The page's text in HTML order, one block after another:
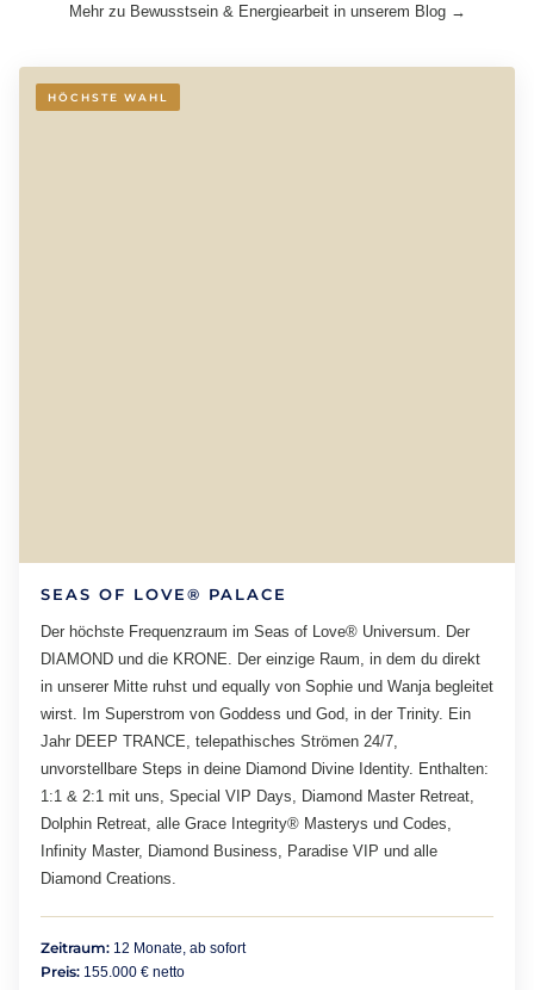
Mehr zu Bewusstsein & Energiearbeit in unserem Blog →
HÖCHSTE WAHL
SEAS OF LOVE® PALACE
Der höchste Frequenzraum im Seas of Love® Universum. Der
DIAMOND und die KRONE. Der einzige Raum, in dem du direkt
in unserer Mitte ruhst und equally von Sophie und Wanja begleitet
wirst. Im Superstrom von Goddess und God, in der Trinity. Ein
Jahr DEEP TRANCE, telepathisches Strömen 24/7,
unvorstellbare Steps in deine Diamond Divine Identity. Enthalten:
1:1 & 2:1 mit uns, Special VIP Days, Diamond Master Retreat,
Dolphin Retreat, alle Grace Integrity® Masterys und Codes,
Infinity Master, Diamond Business, Paradise VIP und alle
Diamond Creations.
Zeitraum: 12 Monate, ab sofort
Preis: 155.000 € netto